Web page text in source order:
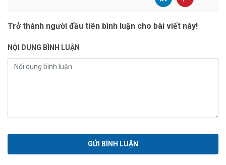
Trở thành người đầu tiên bình luận cho bài viết này!
NỘI DUNG BÌNH LUẬN